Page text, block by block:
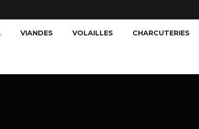
VIANDES VOLAILLES CHARCUTERIES